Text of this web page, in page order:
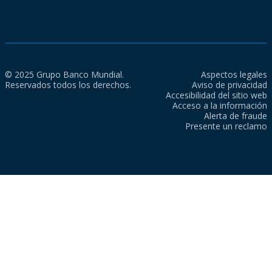
© 2025 Grupo Banco Mundial.
Reservados todos los derechos.
Aspectos legales
Aviso de privacidad
Accesibilidad del sitio web
Acceso a la información
Alerta de fraude
Presente un reclamo